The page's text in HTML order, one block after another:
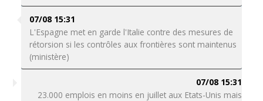
07/08 15:31
L'Espagne met en garde l'Italie contre des mesures de
rétorsion si les contrôles aux frontières sont maintenus
(ministère)
07/08 15:31
23.000 emplois en moins en juillet aux Etats-Unis mais